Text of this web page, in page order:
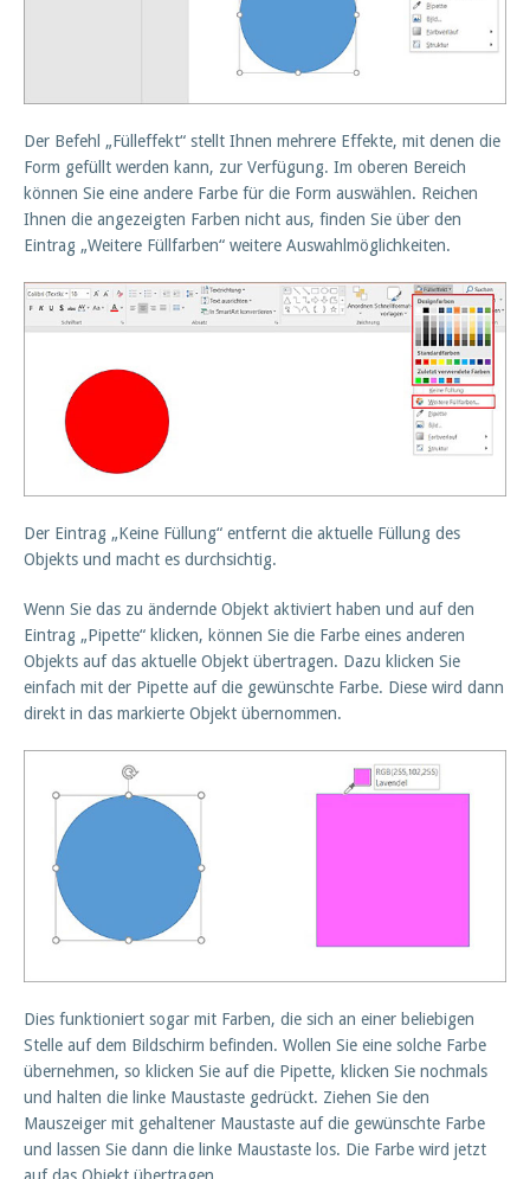
Der Befehl „Fülleffekt“ stellt Ihnen mehrere Effekte, mit denen die
Form gefüllt werden kann, zur Verfügung. Im oberen Bereich
können Sie eine andere Farbe für die Form auswählen. Reichen
Ihnen die angezeigten Farben nicht aus, finden Sie über den
Eintrag „Weitere Füllfarben“ weitere Auswahlmöglichkeiten.
Der Eintrag „Keine Füllung“ entfernt die aktuelle Füllung des
Objekts und macht es durchsichtig.
Wenn Sie das zu ändernde Objekt aktiviert haben und auf den
Eintrag „Pipette“ klicken, können Sie die Farbe eines anderen
Objekts auf das aktuelle Objekt übertragen. Dazu klicken Sie
einfach mit der Pipette auf die gewünschte Farbe. Diese wird dann
direkt in das markierte Objekt übernommen.
Dies funktioniert sogar mit Farben, die sich an einer beliebigen
Stelle auf dem Bildschirm befinden. Wollen Sie eine solche Farbe
übernehmen, so klicken Sie auf die Pipette, klicken Sie nochmals
und halten die linke Maustaste gedrückt. Ziehen Sie den
Mauszeiger mit gehaltener Maustaste auf die gewünschte Farbe
und lassen Sie dann die linke Maustaste los. Die Farbe wird jetzt